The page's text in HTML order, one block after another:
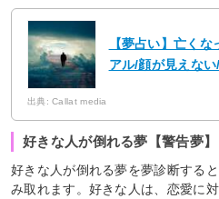
【夢占い】亡く
アル/顔が見えな
出典: Callat media
好きな人が倒れる夢【警告夢】
好きな人が倒れる夢を夢診断すると
み取れます。好きな人は、恋愛に